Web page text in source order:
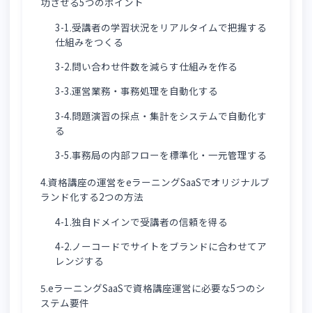
システムで完結できていない
2-5.失敗例⑤：事務局対応が属人化する
2-6.失敗例⑥：教材をオンライン化しただけで運
3.eラーニングSaaSで資格講座のオンライン運営を成
功させる5つのポイント
3-1.受講者の学習状況をリアルタイムで把握する
仕組みをつくる
3-2.問い合わせ件数を減らす仕組みを作る
3-3.運営業務・事務処理を自動化する
る